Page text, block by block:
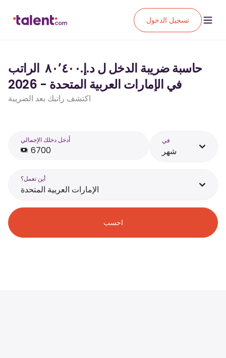
تسجيل الدخول
حاسبة ضريبة الدخل ل د.إ.‏٨٠٬٤٠٠ ‏ الراتب
في الإمارات العربية المتحدة - 2026
اكتشف راتبك بعد الضريبة
أَدخل دخلك الإجمالي في
شهر
أين تعمل؟
الإمارات العربية المتحدة
احسب